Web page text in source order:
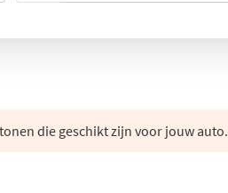
die geschikt zijn voor jouw auto.